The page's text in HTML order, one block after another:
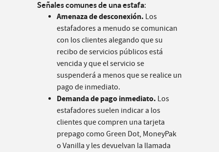
Señales comunes de una estafa:
Amenaza de desconexión. Los
estafadores a menudo se comunican
con los clientes alegando que su
recibo de servicios públicos está
vencida y que el servicio se
suspenderá a menos que se realice un
pago de inmediato.
Demanda de pago inmediato. Los
estafadores suelen indicar a los
clientes que compren una tarjeta
prepago como Green Dot, MoneyPak
o Vanilla y les devuelvan la llamada